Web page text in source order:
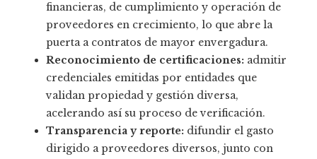
financieras, de cumplimiento y operación de
proveedores en crecimiento, lo que abre la
puerta a contratos de mayor envergadura.
Reconocimiento de certificaciones: admitir
credenciales emitidas por entidades que
validan propiedad y gestión diversa,
acelerando así su proceso de verificación.
Transparencia y reporte: difundir el gasto
dirigido a proveedores diversos, junto con